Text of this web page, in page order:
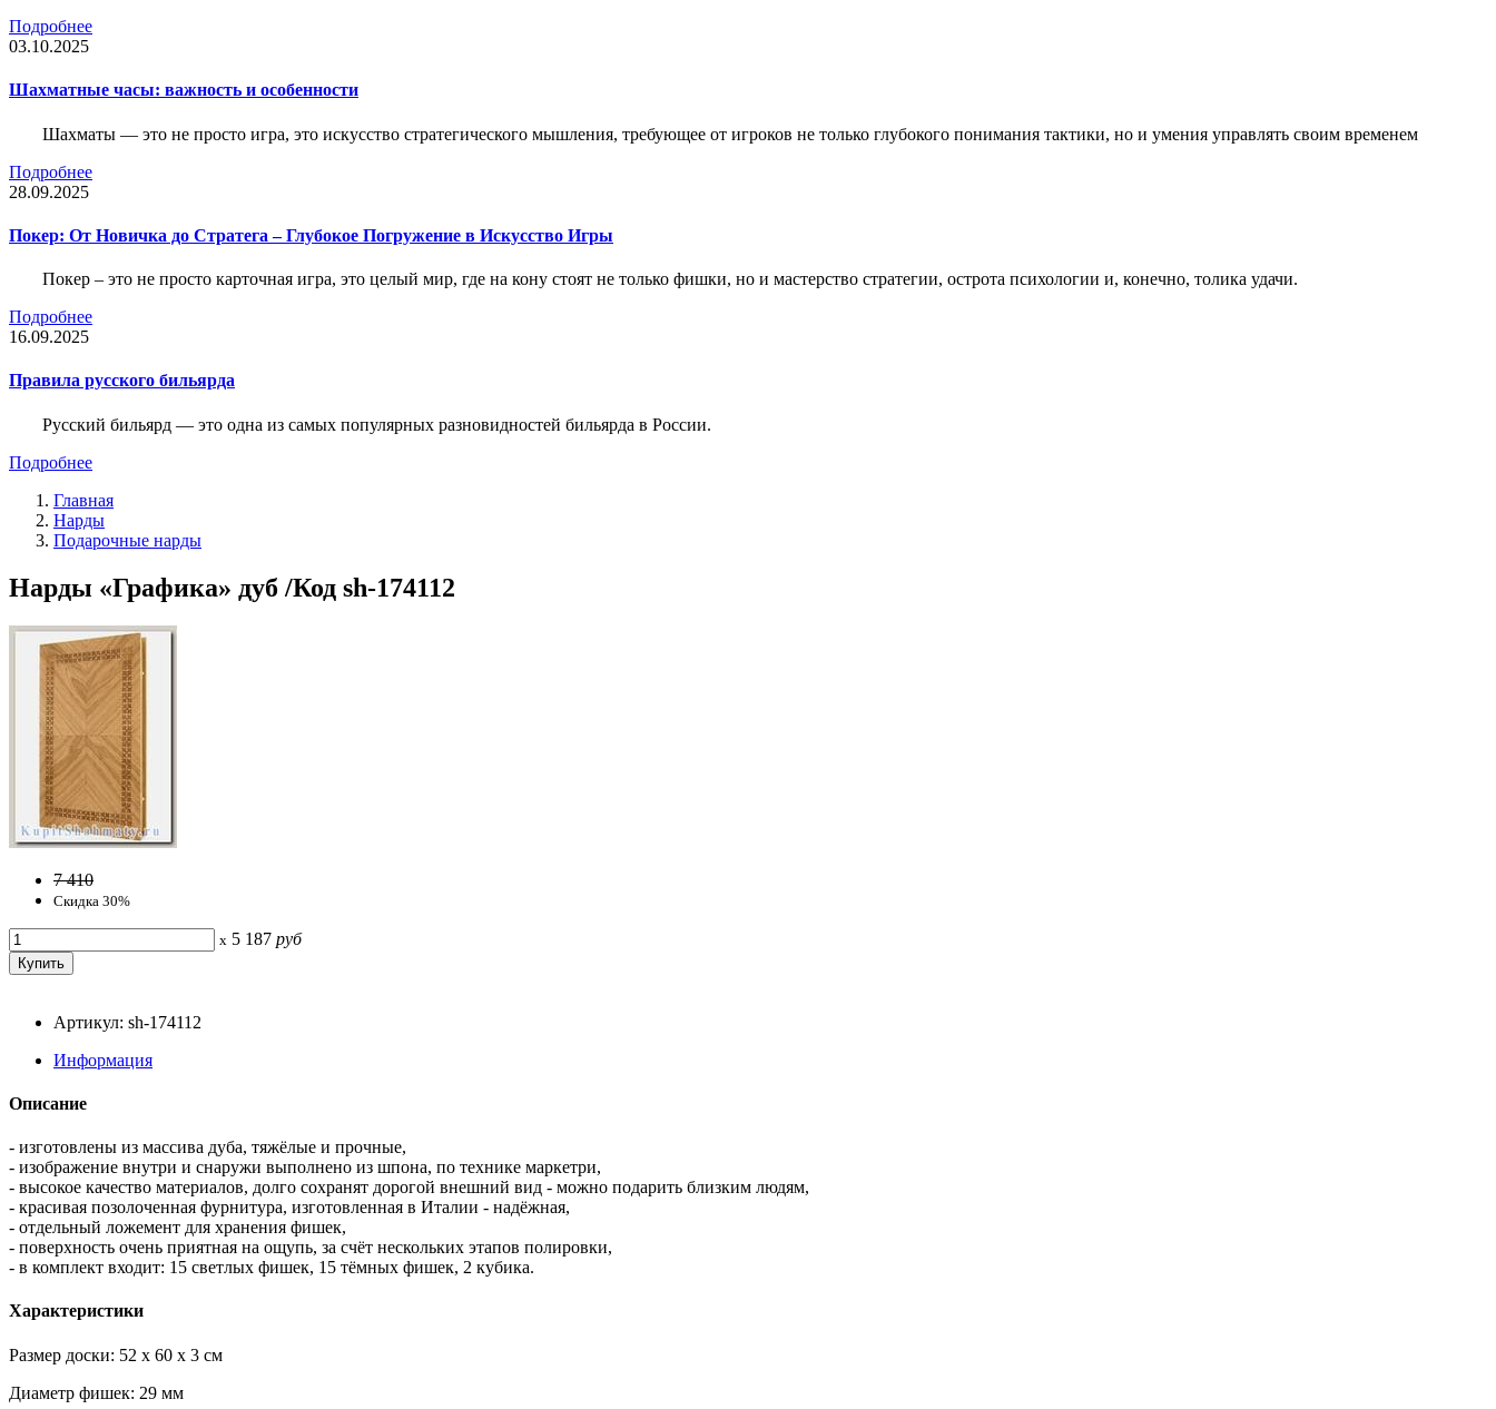
Подробнее
03.10.2025
Шахматные часы: важность и особенности
Шахматы — это не просто игра, это искусство стратегического мышления, требующее от игроков не только глубокого понимания тактики, но и умения управлять своим временем
Подробнее
28.09.2025
Покер: От Новичка до Стратега – Глубокое Погружение в Искусство Игры
Покер – это не просто карточная игра, это целый мир, где на кону стоят не только фишки, но и мастерство стратегии, острота психологии и, конечно, толика удачи.
Подробнее
16.09.2025
Правила русского бильярда
Русский бильярд — это одна из самых популярных разновидностей бильярда в России.
Подробнее
Главная
Нарды
Подарочные нарды
Нарды «Графика» дуб /Код sh-174112
7 410
Скидка 30%
x 5 187 руб
Артикул: sh-174112
Информация
Описание
- изготовлены из массива дуба, тяжёлые и прочные,
- изображение внутри и снаружи выполнено из шпона, по технике маркетри,
- высокое качество материалов, долго сохранят дорогой внешний вид - можно подарить близким людям,
- красивая позолоченная фурнитура, изготовленная в Италии - надёжная,
- отдельный ложемент для хранения фишек,
- поверхность очень приятная на ощупь, за счёт нескольких этапов полировки,
- в комплект входит: 15 светлых фишек, 15 тёмных фишек, 2 кубика.
Характеристики
Размер доски: 52 x 60 x 3 см
Диаметр фишек: 29 мм